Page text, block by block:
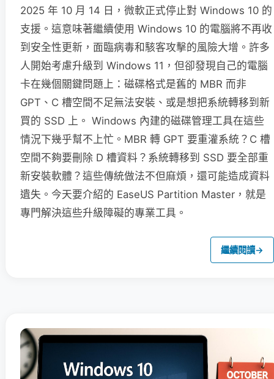
2025 年 10 月 14 日，微軟正式停止對 Windows 10 的
支援。這意味著繼續使用 Windows 10 的電腦將不再收
到安全性更新，面臨病毒和駭客攻擊的風險大增。許多
人開始考慮升級到 Windows 11，但卻發現自己的電腦
卡在幾個關鍵問題上：磁碟格式是舊的 MBR 而非
GPT、C 槽空間不足無法安裝、或是想把系統轉移到新
買的 SSD 上。 Windows 內建的磁碟管理工具在這些
情況下幾乎幫不上忙。MBR 轉 GPT 要重灌系統？C 槽
空間不夠要刪除 D 槽資料？系統轉移到 SSD 要全部重
新安裝軟體？這些傳統做法不但麻煩，還可能造成資料
遺失。今天要介紹的 EaseUS Partition Master，就是
專門解決這些升級障礙的專業工具。
繼續閱讀→